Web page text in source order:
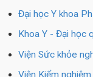
Đại học Y khoa
Khoa Y - Đại học
Viện Sức khỏe
Viện Kiểm